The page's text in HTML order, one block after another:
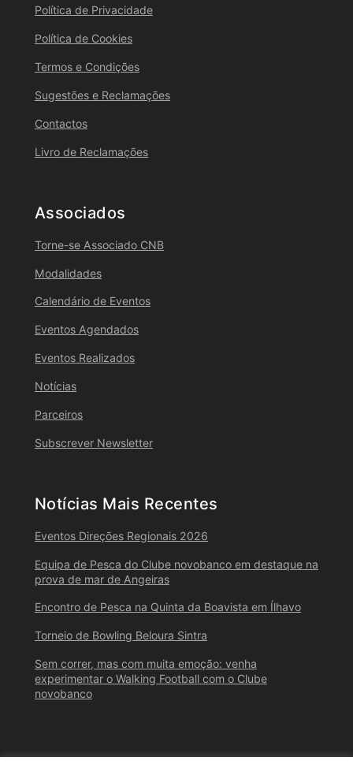
Política de Privacidade
Política de Cookies
Termos e Condições
Sugestões e Reclamações
Contactos
Livro de Reclamações
Associados
Torne-se Associado CNB
Modalidades
Calendário de Eventos
Eventos Agendados
Eventos Realizados
Notícias
Parceiros
Subscrever Newsletter
Notícias Mais Recentes
Eventos Direções Regionais 2026
Equipa de Pesca do Clube novobanco em destaque na
prova de mar de Angeiras
Encontro de Pesca na Quinta da Boavista em Ílhavo
Torneio de Bowling Beloura Sintra
Sem correr, mas com muita emoção: venha
experimentar o Walking Football com o Clube
novobanco